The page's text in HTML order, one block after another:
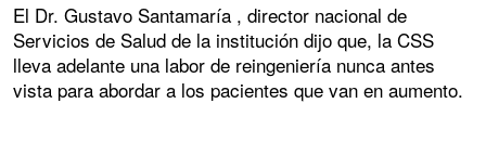
El Dr. Gustavo Santamaría , director nacional de
Servicios de Salud de la institución dijo que, la CSS
lleva adelante una labor de reingeniería nunca antes
vista para abordar a los pacientes que van en aumento.